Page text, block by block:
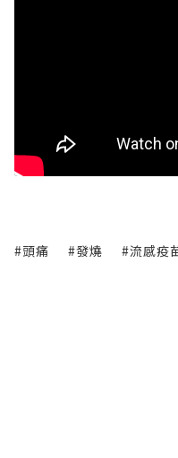
#頭痛 #發燒 #流感疫